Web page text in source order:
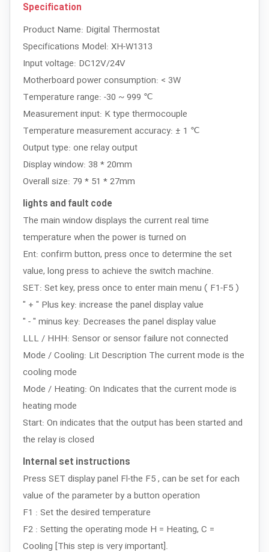
Specification
Product Name: Digital Thermostat
Specifications Model: XH-W1313
Input voltage: DC12V/24V
Motherboard power consumption: < 3W
Temperature range: -30 ~ 999 ℃
Measurement input: K type thermocouple
Temperature measurement accuracy: ± 1 ℃
Output type: one relay output
Display window: 38 * 20mm
Overall size: 79 * 51 * 27mm
lights and fault code
The main window displays the current real time
temperature when the power is turned on
Ent: confirm button, press once to determine the set
value, long press to achieve the switch machine.
SET: Set key, press once to enter main menu ( F1-F5 )
" + " Plus key: increase the panel display value
" - " minus key: Decreases the panel display value
LLL / HHH: Sensor or sensor failure not connected
Mode / Cooling: Lit Description The current mode is the
cooling mode
Mode / Heating: On Indicates that the current mode is
heating mode
Start: On indicates that the output has been started and
the relay is closed
Internal set instructions
Press SET display panel Fl-the F5 , can be set for each
value of the parameter by a button operation
F1 : Set the desired temperature
F2 : Setting the operating mode H = Heating, C =
Cooling [This step is very important].